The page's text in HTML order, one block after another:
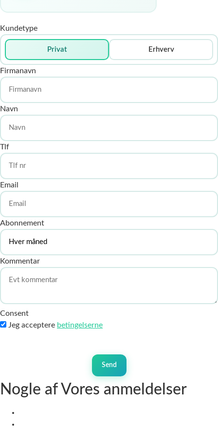
Kundetype
Privat Erhverv
Firmanavn
Navn
Tlf
Email
Abonnement
Kommentar
Consent
Jeg acceptere betingelserne
Send
Nogle af Vores anmeldelser